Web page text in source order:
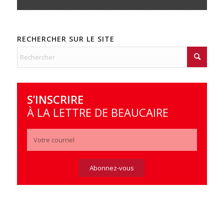
RECHERCHER SUR LE SITE
S’INSCRIRE
À LA LETTRE DE BEAUCAIRE